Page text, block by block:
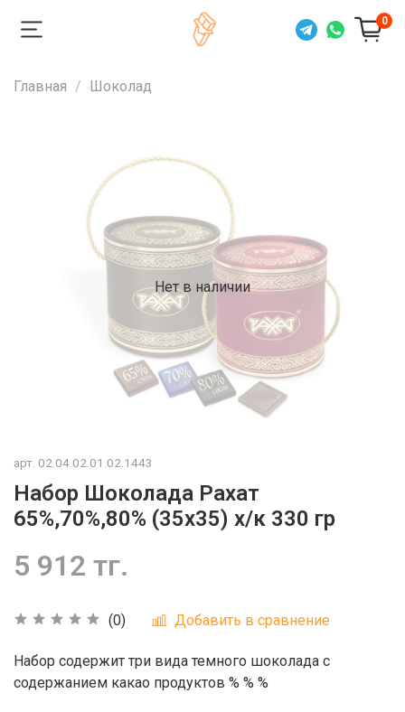
0
Главная Шоколад
Нет в наличии
арт. 02.04.02.01.02.1443
Набор Шоколада Рахат
65%,70%,80% (35х35) х/к 330 гр
(0) Добавить в сравнение
5 912 тг.
Набор содержит три вида темного шоколада с
содержанием какао продуктов % % %